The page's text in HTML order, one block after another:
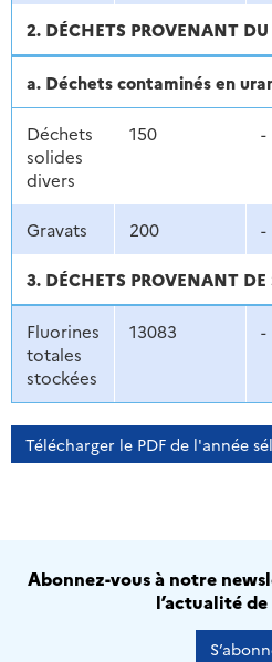
2. DÉCHETS PROVENANT
a. Déchets contaminés en
Déchets
solides
divers
150 -
Gravats 200 -
3. DÉCHETS PROVENANT
Fluorines
totales
stockées
13083 -
Télécharger le PDF de l'année
Abonnez-vous à notre
l’actualité de